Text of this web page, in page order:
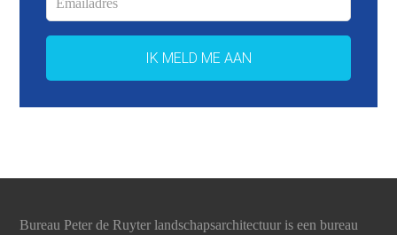
Bureau Peter de Ruyter landschapsarchitectuur is een bureau